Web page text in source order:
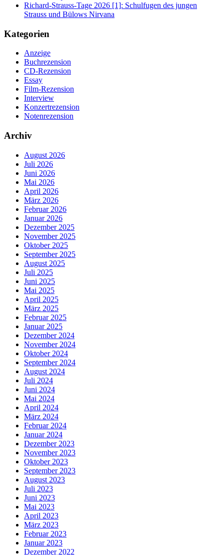
Richard-Strauss-Tage 2026 [1]: Schulfugen des jungen
Strauss und Bülows Nirvana
Kategorien
Anzeige
Buchrezension
CD-Rezension
Essay
Film-Rezension
Interview
Konzertrezension
Notenrezension
Archiv
August 2026
Juli 2026
Juni 2026
Mai 2026
April 2026
März 2026
Februar 2026
Januar 2026
Dezember 2025
November 2025
Oktober 2025
September 2025
August 2025
Juli 2025
Juni 2025
Mai 2025
April 2025
März 2025
Februar 2025
Januar 2025
Dezember 2024
November 2024
Oktober 2024
September 2024
August 2024
Juli 2024
Juni 2024
Mai 2024
April 2024
März 2024
Februar 2024
Januar 2024
Dezember 2023
November 2023
Oktober 2023
September 2023
August 2023
Juli 2023
Juni 2023
Mai 2023
April 2023
März 2023
Februar 2023
Januar 2023
Dezember 2022